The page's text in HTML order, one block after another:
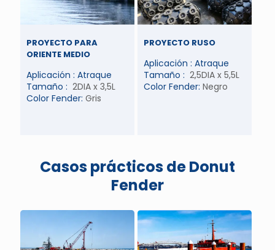
PROYECTO PARA
ORIENTE MEDIO
Aplicación : Atraque
Tamaño : 2DIA x 3,5L
Color Fender: Gris
PROYECTO RUSO
Aplicación : Atraque
Tamaño : 2,5DIA x 5,5L
Color Fender: Negro
Casos prácticos de Donut
Fender